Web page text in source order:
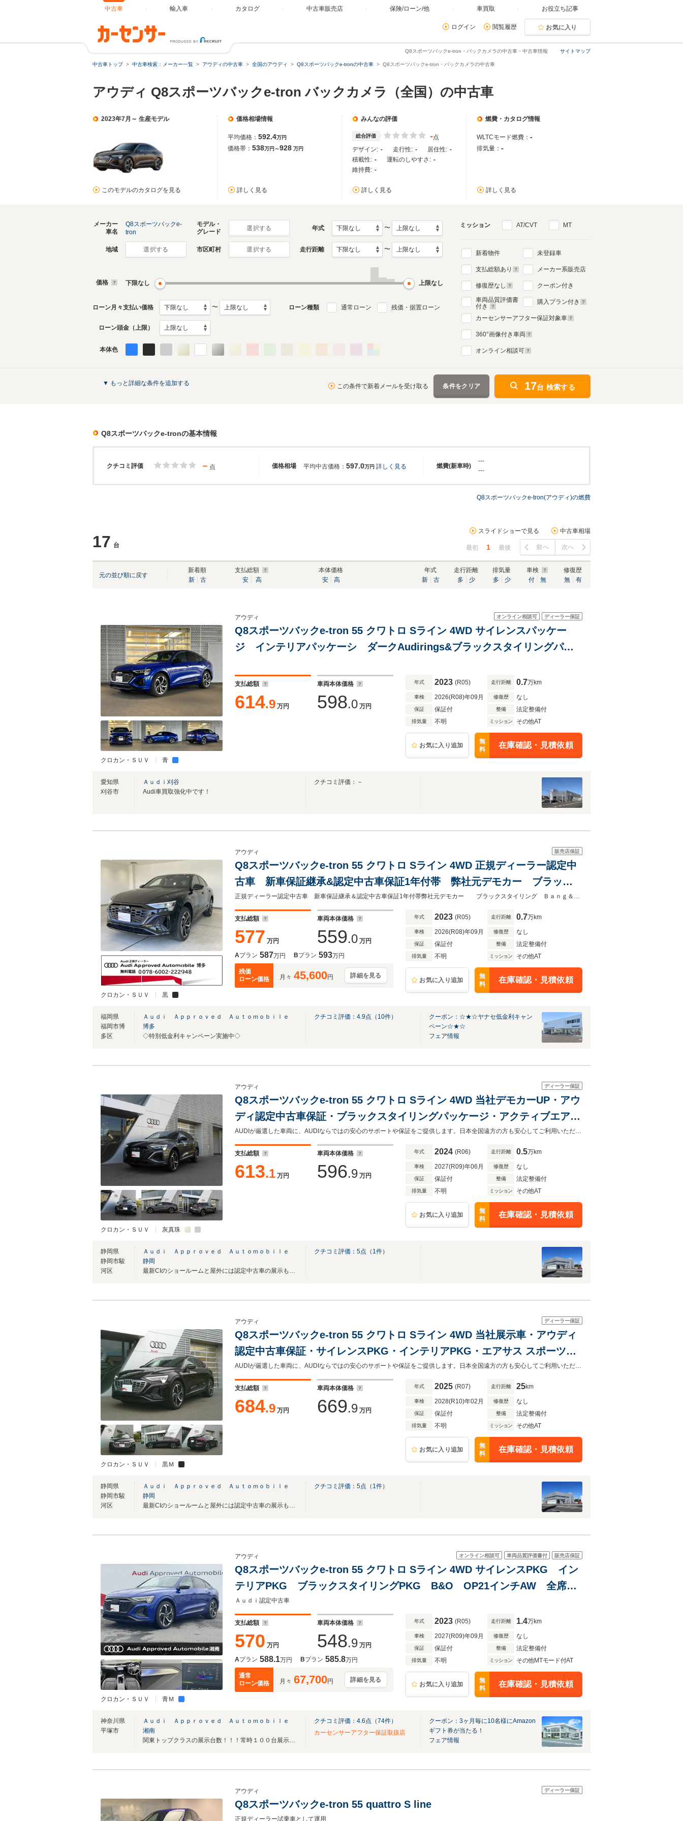
中古車 輸入車 カタログ 中古車販売店 保険/ローン/他 車買取 お役立ち記事
ログイン 閲覧履歴 お気に入り
サイトマップ
Q8スポーツバックe-tron・バックカメラの中古車・中古車情報
中古車トップ 中古車検索：メーカー一覧 アウディの中古車 全国のアウディ Q8スポーツバックe-tronの中古車 Q8スポーツバックe-tron・バックカメラの中古車
アウディ Q8スポーツバックe-tron バックカメラ（全国）の中古車
2023年7月～ 生産モデル
このモデルのカタログを見る
価格相場情報
平均価格： 592.4万円
価格帯： 538万円～928 万円
詳しく見る
みんなの評価
総合評価 -点
デザイン: - 走行性: - 居住性: -
積載性: - 運転のしやすさ: -
維持費: -
詳しく見る
燃費・カタログ情報
WLTCモード燃費： -
排気量： -
詳しく見る
メーカー
車名
Q8スポーツバックe-
tron
モデル・
グレード
選択する 年式 〜
地域 選択する 市区町村 選択する 走行距離 〜
価格 下限なし 上限なし
ローン月々支払い価格 〜 ローン種類 通常ローン 残価・据置ローン
ローン頭金（上限）
本体色
ミッション AT/CVT MT
新着物件
支払総額あり
修復歴なし
車両品質評価書
付き
未登録車
メーカー系販売店
クーポン付き
購入プラン付き
カーセンサーアフター保証対象車
360°画像付き車両
オンライン相談可
▼ もっと詳細な条件を追加する この条件で新着メールを受け取る 条件をクリア 17台 検索する
Q8スポーツバックe-tronの基本情報
クチコミ評価 価格相場 燃費(新車時)
－ 点 平均中古価格： 597.0万円 詳しく見る
---
---
Q8スポーツバックe-tron(アウディ)の燃費
17 台
スライドショーで見る 中古車相場
最初 1 最後 前へ 次へ
元の並び順に戻す
新着順
新
古
支払総額
安
高
本体価格
安
高
年式
新
古
走行距離
多
少
排気量
多
少
車検
付
無
修復歴
無
有
クロカン・ＳＵＶ 青
オンライン相談可 ディーラー保証
アウディ
Q8スポーツバックe-tron 55 クワトロ Sライン 4WD サイレンスパッケー
ジ インテリアパッケーシ ダークAudirings&ブラックスタイリングパッ
ュト
支払総額
614.9 万円
車両本体価格
598.0 万円
年式 2023 (R05) 走行距離 0.7万km
車検 2026(R08)年09月 修復歴 なし
保証 保証付 整備 法定整備付
排気量 不明 ミッション その他AT
お気に入り追加
無
料
在庫確認・見積依頼
愛知県
刈谷市
Ａｕｄｉ刈谷
Audi車買取強化中です！
クチコミ評価：－
クロカン・ＳＵＶ 黒
販売店保証
アウディ
Q8スポーツバックe-tron 55 クワトロ Sライン 4WD 正規ディーラー認定中
古車 新車保証継承&認定中古車保証1年付帯 弊社元デモカー ブラック
スタイリング Bang&Olufsen プライバシーガラス シートヒーター前
後 21AW パワークロージングドア
正規ディーラー認定中古車 新車保証継承＆認定中古車保証1年付帯弊社元デモカー ブラックスタイリング Ｂａｎｇ＆Ｏｌｕｆｓｅｎ ２１AW パワークロージングドア
支払総額
577 万円
車両本体価格
559.0 万円
Aプラン 587万円 Bプラン 593万円
残価
ローン価格
月々 45,600円 詳細を見る
年式 2023 (R05) 走行距離 0.7万km
車検 2026(R08)年09月 修復歴 なし
保証 保証付 整備 法定整備付
排気量 不明 ミッション その他AT
お気に入り追加
無
料
在庫確認・見積依頼
福岡県
福岡市博
多区
Ａｕｄｉ Ａｐｐｒｏｖｅｄ Ａｕｔｏｍｏｂｉｌｅ
博多
◇特別低金利キャンペーン実施中◇
クチコミ評価： 4.9点（ 10件）
クーポン：☆★☆ヤナセ低金利キャン
ペーン☆★☆
フェア情報
クロカン・ＳＵＶ 灰真珠
ディーラー保証
アウディ
Q8スポーツバックe-tron 55 クワトロ Sライン 4WD 当社デモカーUP・アウ
ディ認定中古車保証・ブラックスタイリングパッケージ・アクティブエアサ
スペンション・10スポーク21インチアルミ・出力300kw仕様
AUDIが厳選した車両に、AUDIならではの安心のサポートや保証をご提供します。日本全国遠方の方も安心してご利用いただけます。担当スタッフまでお気軽にお問い合わせ下さい。
支払総額
613.1 万円
車両本体価格
596.9 万円
年式 2024 (R06) 走行距離 0.5万km
車検 2027(R09)年06月 修復歴 なし
保証 保証付 整備 法定整備付
排気量 不明 ミッション その他AT
お気に入り追加
無
料
在庫確認・見積依頼
静岡県
静岡市駿
河区
Ａｕｄｉ Ａｐｐｒｏｖｅｄ Ａｕｔｏｍｏｂｉｌｅ
静岡
最新CIのショールームと屋外には認定中古車の展示も御座います。
クチコミ評価： 5点（ 1件）
クロカン・ＳＵＶ 黒Ｍ
ディーラー保証
アウディ
Q8スポーツバックe-tron 55 クワトロ Sライン 4WD 当社展示車・アウディ
認定中古車保証・サイレンスPKG・インテリアPKG・エアサス スポーツ・
コントロールコード・10スポーク21インチアルミ・Bang&Olufsen 3Dサウ
ンドシステム 16スピーカー・出力300kw仕様
AUDIが厳選した車両に、AUDIならではの安心のサポートや保証をご提供します。日本全国遠方の方も安心してご利用いただけます。担当スタッフまでお気軽にお問い合わせ下さい。
支払総額
684.9 万円
車両本体価格
669.9 万円
年式 2025 (R07) 走行距離 25km
車検 2028(R10)年02月 修復歴 なし
保証 保証付 整備 法定整備付
排気量 不明 ミッション その他AT
お気に入り追加
無
料
在庫確認・見積依頼
静岡県
静岡市駿
河区
Ａｕｄｉ Ａｐｐｒｏｖｅｄ Ａｕｔｏｍｏｂｉｌｅ
静岡
最新CIのショールームと屋外には認定中古車の展示も御座います。
クチコミ評価： 5点（ 1件）
クロカン・ＳＵＶ 青Ｍ
オンライン相談可 車両品質評価書付 販売店保証
アウディ
Q8スポーツバックe-tron 55 クワトロ Sライン 4WD サイレンスPKG イン
テリアPKG ブラックスタイリングPKG B&O OP21インチAW 全席イ
ージークローザー マトリクスLED アンビエントライト 全席シートヒー
ター ステアリングヒーター
Ａｕｄｉ認定中古車
支払総額
570 万円
車両本体価格
548.9 万円
Aプラン 588.1万円 Bプラン 585.8万円
通常
ローン価格
月々 67,700円 詳細を見る
年式 2023 (R05) 走行距離 1.4万km
車検 2027(R09)年09月 修復歴 なし
保証 保証付 整備 法定整備付
排気量 不明 ミッション その他MTモード付AT
お気に入り追加
無
料
在庫確認・見積依頼
神奈川県
平塚市
Ａｕｄｉ Ａｐｐｒｏｖｅｄ Ａｕｔｏｍｏｂｉｌｅ
湘南
関東トップクラスの展示台数！！！常時１００台展示中！！！
クチコミ評価： 4.6点（74件）
カーセンサーアフター保証取扱店
クーポン：3ヶ月毎に10名様にAmazon
ギフト券が当たる！
フェア情報
ディーラー保証
アウディ
Q8スポーツバックe-tron 55 quattro S line
正規ディーラー試乗車として運用